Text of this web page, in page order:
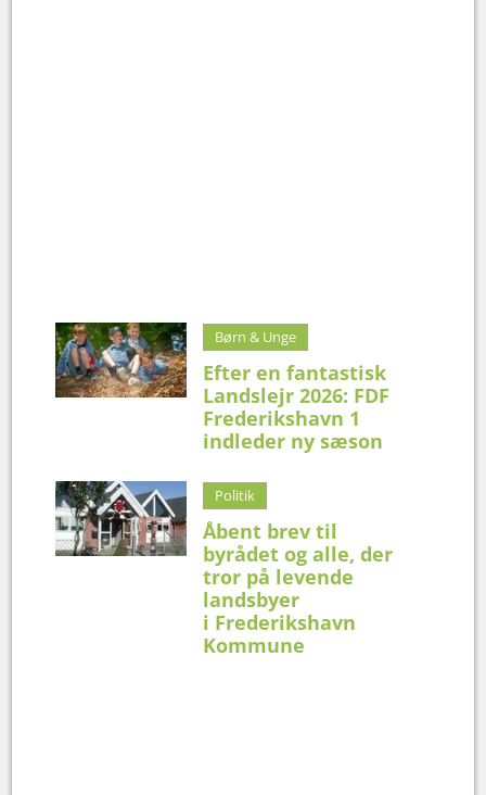
Børn & Unge
Efter en fantastisk
Landslejr 2026: FDF
Frederikshavn 1
indleder ny sæson
Politik
Åbent brev til
byrådet og alle, der
tror på levende
landsbyer
i Frederikshavn
Kommune